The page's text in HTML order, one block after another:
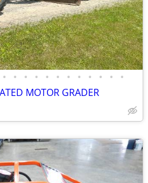
• • • • • • • • • • • •
MOTOR GRADER